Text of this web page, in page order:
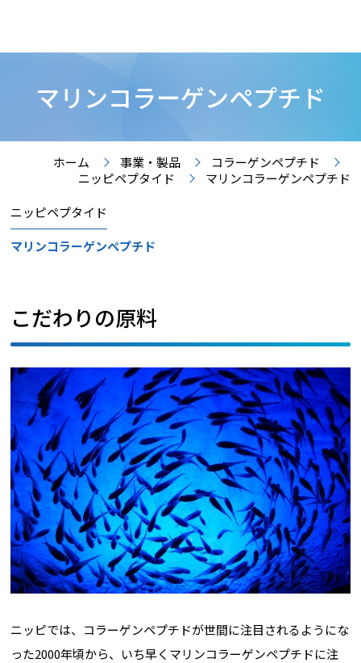
マリンコラーゲンペプチド
ホーム 事業・製品
コラーゲンペプチド
ニッピペプタイド
マリンコラーゲンペプチド
ニッピペプタイド
マリンコラーゲンペプチド
こだわりの原料
ニッピでは、コラーゲンペプチドが世間に注目されるようにな
った2000年頃から、いち早くマリンコラーゲンペプチドに注